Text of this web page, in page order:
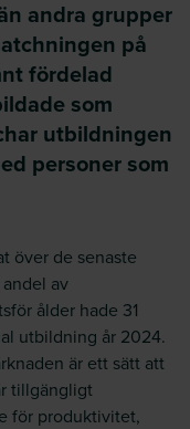
andra grupper
på
fördelad
som
utbildningen
personer som
över de senaste
av
ålder hade 31
utbildning år 2024.
är ett sätt att
tillgängligt
för produktivitet,